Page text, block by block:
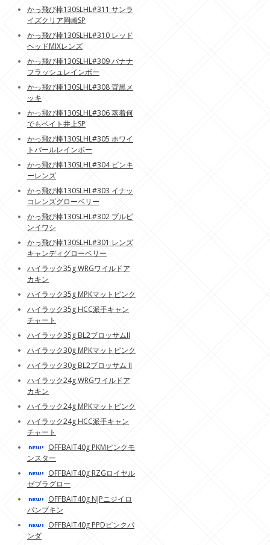
かっ飛び棒130SLHL#311 サンラ
イズクリア岡崎SP
かっ飛び棒130SLHL#310 レッド
ヘッドMIXレンズ
かっ飛び棒130SLHL#309 バナナ
フラッシュレインボー
かっ飛び棒130SLHL#308 背黒メ
ッキ
かっ飛び棒130SLHL#306 蒸着何
でもベイト井上SP
かっ飛び棒130SLHL#305 ホワイ
トパールレインボー
かっ飛び棒130SLHL#304 ピンキ
ーレンズ
かっ飛び棒130SLHL#303 イナッ
コレンズグローベリー
かっ飛び棒130SLHL#302 ブルピ
ンイワシ
かっ飛び棒130SLHL#301 レンズ
キャンディグローベリー
ハイラック35g WRGワイルドア
カキン
ハイラック35g MPKマットピンク
ハイラック35g HCC派手キャン
チャート
ハイラック35g BL2ブロッサムII
ハイラック30g MPKマットピンク
ハイラック30g BL2ブロッサム II
ハイラック24g WRGワイルドア
カキン
ハイラック24g MPKマットピンク
ハイラック24g HCC派手キャン
チャート
OFFBAIT40g PKMピンクモ
ンスター
OFFBAIT40g RZGロイヤル
ゼブラグロー
OFFBAIT40g NJPニジイロ
パンプキン
OFFBAIT40g PPDピンクパ
ンダ